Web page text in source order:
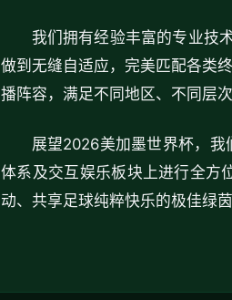
我们拥有经验丰富的专业技
做到无缝自适应，完美匹配各类
播阵容，满足不同地区、不同层
展望2026美加墨世界杯，我
体系及交互娱乐板块上进行全方
动、共享足球纯粹快乐的极佳绿茵